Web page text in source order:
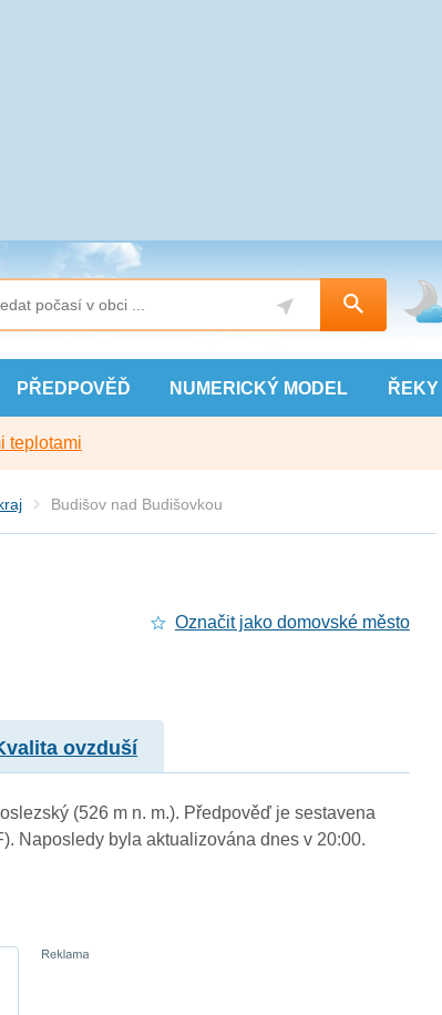
PŘEDPOVĚĎ NUMERICKÝ MODEL ŘEKY
teplotami
Budišov nad Budišovkou
Označit jako domovské město
ovzduší
(526 m n. m.). Předpověď je sestavena
Naposledy byla aktualizována dnes v 20:00.